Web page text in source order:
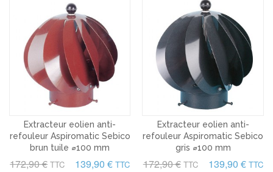
Extracteur eolien anti-
refouleur Aspiromatic Sebico
brun tuile ⌀100 mm
172,90 € TTC 139,90 € TTC
Extracteur eolien anti-
refouleur Aspiromatic Sebico
gris ⌀100 mm
172,90 € TTC 139,90 € TTC